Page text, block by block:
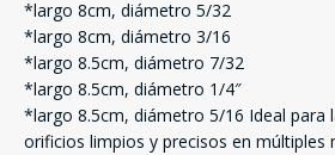
*largo 8cm, diámetro 5/32
*largo 8cm, diámetro 3/16
*largo 8.5cm, diámetro 7/32
*largo 8.5cm, diámetro 1/4″
*largo 8.5cm, diámetro 5/16 Ideal para
orificios limpios y precisos en múltiples